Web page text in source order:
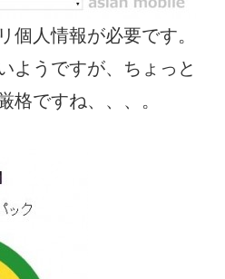
個人情報が必要です。
ようですが、ちょっと
格ですね、、、。